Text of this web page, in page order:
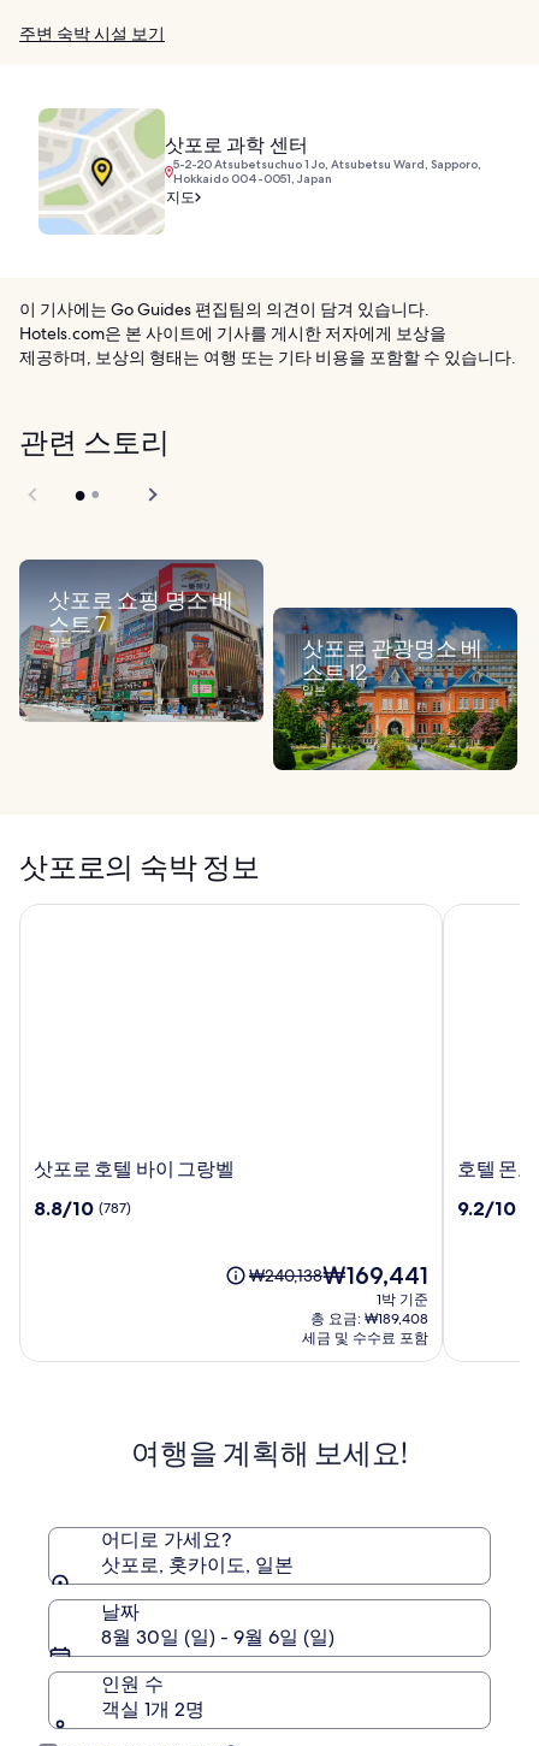
주변 숙박 시설 보기
삿포로 과학 센터
5-2-20 Atsubetsuchuo 1 Jo, Atsubetsu Ward, Sapporo,
Hokkaido 004-0051, Japan
지도
이 기사에는 Go Guides 편집팀의 의견이 담겨 있습니다.
Hotels.com은 본 사이트에 기사를 게시한 저자에게 보상을
제공하며, 보상의 형태는 여행 또는 기타 비용을 포함할 수 있습니다.
관련 스토리
삿포로 쇼핑 명소 베
스트 7
일본
삿포로 관광명소 베
스트 12
일본
삿포로의 숙박 정보
삿
로
랑
삿포로 호텔 바이 그랑벨
10
(787)
8.8/10 (787)
요
₩240,138
이
요
금
한
자
세
한
보
를
해
₩240,138현
요
금
₩169,441
₩169,441
1박 기준
총 요금: ₩189,408
세금 및 수수료 포함
삿포로 호텔 바이 그랑벨
호
몬
프
호텔 몬
10
(1615)
9.2/10
호텔 몬토
여행을 계획해 보세요!
어디로 가세요?
삿포로, 홋카이도, 일본
날짜
8월 30일 (일) - 9월 6일 (일)
인원 수
객실 1개 2명